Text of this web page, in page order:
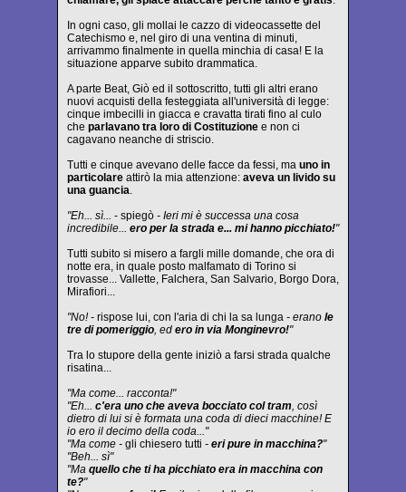
In ogni caso, gli mollai le cazzo di videocassette del
Catechismo e, nel giro di una ventina di minuti,
arrivammo finalmente in quella minchia di casa! E la
situazione apparve subito drammatica.
A parte Beat, Giò ed il sottoscritto, tutti gli altri erano
nuovi acquisti della festeggiata all'università di legge:
cinque imbecilli in giacca e cravatta tirati fino al culo
che parlavano tra loro di Costituzione e non ci
cagavano neanche di striscio.
Tutti e cinque avevano delle facce da fessi, ma uno in
particolare attirò la mia attenzione: aveva un livido su
una guancia.
"Eh... sì... - spiegò - Ieri mi è successa una cosa
incredibile... ero per la strada e... mi hanno picchiato!"
Tutti subito si misero a fargli mille domande, che ora di
notte era, in quale posto malfamato di Torino si
trovasse... Vallette, Falchera, San Salvario, Borgo Dora,
Mirafiori...
"No! - rispose lui, con l'aria di chi la sa lunga - erano le
tre di pomeriggio, ed ero in via Monginevro!"
Tra lo stupore della gente iniziò a farsi strada qualche
risatina...
"Ma come... racconta!"
"Eh... c'era uno che aveva bocciato col tram, così
dietro di lui si è formata una coda di dieci macchine! E
io ero il decimo della coda..."
"Ma come - gli chiesero tutti - eri pure in macchina?"
"Beh... sì"
"Ma quello che ti ha picchiato era in macchina con
te?"